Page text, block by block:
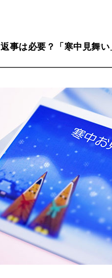
返事は必要？ 「寒中見舞